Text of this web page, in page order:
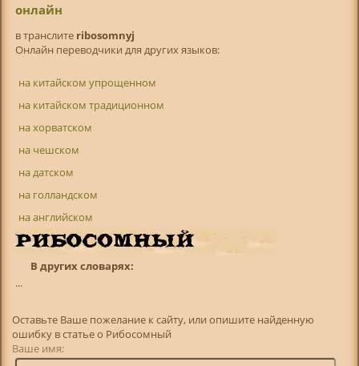
онлайн
в транслитe ribosomnyj
Онлайн переводчики для других языков:
на китайском упрощенном
на китайском традиционном
на хорватском
на чешском
на датском
на голландском
на английском
В других словарях:
...
Оставьте Ваше пожелание к сайту, или опишите найденную
ошибку в статье о Рибосомный
Ваше имя: